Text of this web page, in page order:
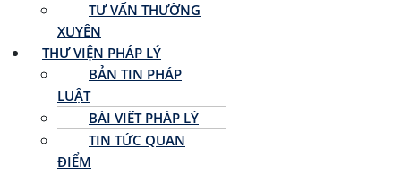
TƯ VẤN THƯỜNG
XUYÊN
THƯ VIỆN PHÁP LÝ
BẢN TIN PHÁP
LUẬT
BÀI VIẾT PHÁP LÝ
TIN TỨC QUAN
ĐIỂM